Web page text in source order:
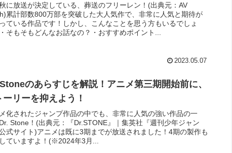
に放送が決定している、葬送のフリーレン！(出典元：AV
累計部数800万部を突破した大人気作で、非常に人気と期待が
ている作品です！しかし、こんなことを思う方もいるでしょ
そもそもどんなお話なの？・おすすめポイント...
2023.05.07
のあらすじを解説！アニメ第三期開始前に、
ーリーを抑えよう！
化されたジャンプ作品の中でも、非常に人気の強い作品の一
Stone！(出典元：『Dr.STONE』｜集英社『週刊少年ジャン
式サイト)アニメは既に3期までが放送されました！4期の製作も
ていますよ！(※2024年3月...